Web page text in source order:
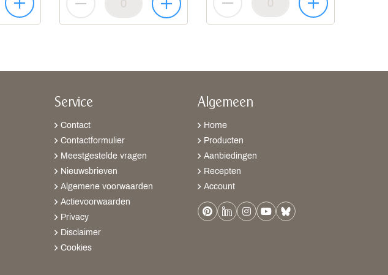
Service
Contact
Contactformulier
Meestgestelde vragen
Nieuwsbrieven
Algemene voorwaarden
Actievoorwaarden
Privacy
Disclaimer
Cookies
Algemeen
Home
Producten
Aanbiedingen
Recepten
Account